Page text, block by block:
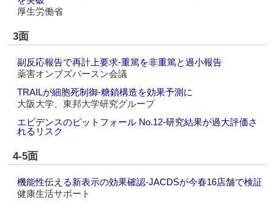
厚生労働省
3面
副反応報告で再計上要求‐重篤を非重篤と過小報告
薬害オンブズパースン会議
TRAILが細胞死制御‐糖鎖構造を効果予測に
大阪大学、東邦大学研究グループ
エビデンスのピットフォール No.12‐研究結果が過大評価さ
れるリスク
4-5面
機能性伝える新表示の効果確認‐JACDSが今春16店舗で検証
健康生活サポート